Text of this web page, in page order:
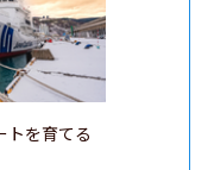
トを育てる